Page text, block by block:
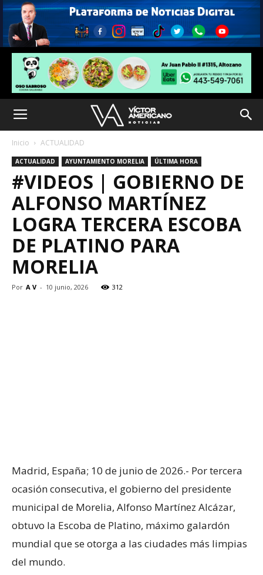
Inicio ACTUALIDAD
ACTUALIDAD AYUNTAMIENTO MORELIA ÚLTIMA HORA
#VIDEOS | GOBIERNO DE
ALFONSO MARTÍNEZ
LOGRA TERCERA ESCOBA
DE PLATINO PARA
MORELIA
Por A V - 10 junio, 2026 312
Madrid, España; 10 de junio de 2026.- Por tercera
ocasión consecutiva, el gobierno del presidente
municipal de Morelia, Alfonso Martínez Alcázar,
obtuvo la Escoba de Platino, máximo galardón
mundial que se otorga a las ciudades más limpias
del mundo.